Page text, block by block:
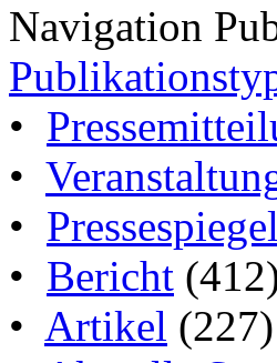
Navigation
•
•
• Pressespiegel
• Bericht
• Artikel (227)